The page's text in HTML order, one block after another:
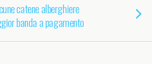
catene alberghiere
banda a pagamento